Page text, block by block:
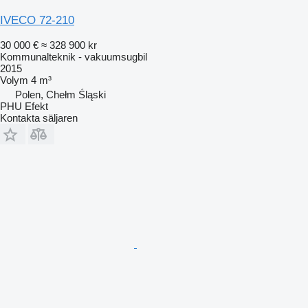
IVECO 72-210
30 000 € ≈ 328 900 kr
Kommunalteknik - vakuumsugbil
2015
Volym 4 m³
Polen, Chełm Śląski
PHU Efekt
Kontakta säljaren